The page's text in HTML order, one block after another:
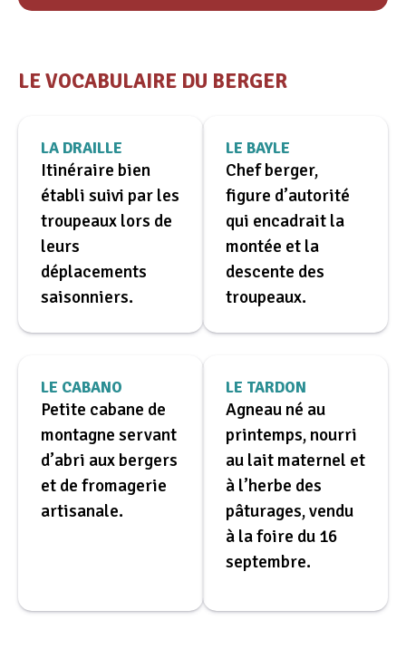
LE VOCABULAIRE DU BERGER
LA DRAILLE
Itinéraire bien
établi suivi par les
troupeaux lors de
leurs
déplacements
saisonniers.
LE BAYLE
Chef berger,
figure d’autorité
qui encadrait la
montée et la
descente des
troupeaux.
LE CABANO
Petite cabane de
montagne servant
d’abri aux bergers
et de fromagerie
artisanale.
LE TARDON
Agneau né au
printemps, nourri
au lait maternel et
à l’herbe des
pâturages, vendu
à la foire du 16
septembre.